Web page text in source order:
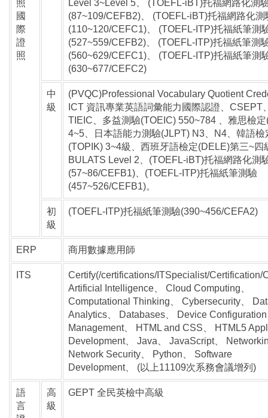
照
國
際
證
照
Level 3~Level 5、 (TOEFL-iBT)托福網路化測
(87~109/CEFB2)、 (TOEFL-iBT)托福網路化測
(110~120/CEFC1)、 (TOEFL-ITP)托福紙筆測
(527~559/CEFB2)、 (TOEFL-ITP)托福紙筆測
(560~629/CEFC1)、 (TOEFL-ITP)托福紙筆測
(630~677/CEFC2)
中
級
(PVQC)Professional Vocabulary Quotient
ICT 資訊專業英語詞彙能力國際認證、CSEPT
TIEIC、多益測驗(TOEIC) 550~784 、雅思檢定
4~5、日本語能力測驗(JLPT) N3、N4、韓語檢
(TOPIK) 3~4級、西班牙語檢定(DELE)第三~四
BULATS Level 2、(TOEFL-iBT)托福網路化測
(57~86/CEFB1)、(TOEFL-ITP)托福紙筆測驗
(457~526/CEFB1)。
初
級
(TOEFL-ITP)托福紙筆測驗(390~456/CEFA2)
ERP 商用數據應用師
ITS
Certify(/certifications/ITSpecialist/Certification/
Artificial Intelligence、 Cloud Computing、
Computational Thinking、 Cybersecurity、
Analytics、 Databases、 Device
Management、 HTML and CSS、 HTML5
Development、 Java、 JavaScript、
Network Security、 Python、 Software
Development、 (以上11109次系務會議增列)
語
言
高
級
GEPT 全民英檢中高級